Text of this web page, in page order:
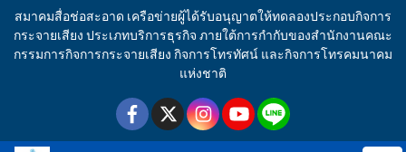
สมาคมสื่อช่อสะอาด เครือข่ายผู้ได้รับอนุญาตให้ทดลองประกอบกิจการ
กระจายเสียง ประเภทบริการธุรกิจ ภายใต้การกำกับของสำนักงานคณะ
กรรมการกิจการกระจายเสียง กิจการโทรทัศน์ และกิจการโทรคมนาคม
แห่งชาติ